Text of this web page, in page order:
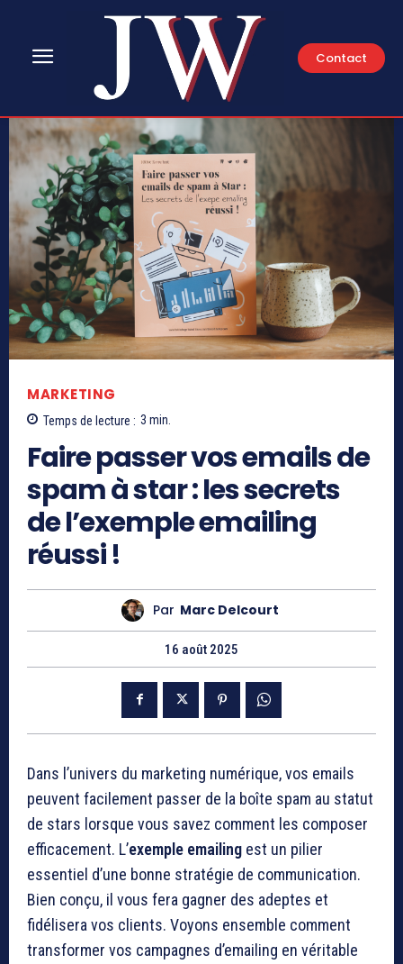
Contact
MARKETING
Temps de lecture : 3 min.
Faire passer vos emails de
spam à star : les secrets
de l’exemple emailing
réussi !
Par Marc Delcourt
16 août 2025
Dans l’univers du marketing numérique, vos emails
peuvent facilement passer de la boîte spam au statut
de stars lorsque vous savez comment les composer
efficacement. L’exemple emailing est un pilier
essentiel d’une bonne stratégie de communication.
Bien conçu, il vous fera gagner des adeptes et
fidélisera vos clients. Voyons ensemble comment
transformer vos campagnes d’emailing en véritable